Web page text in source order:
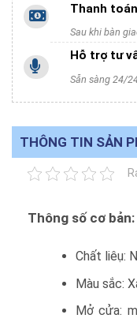
Thanh
Sau khi bàn
Hỗ trợ tư
Sẵn sàng 24/
THÔNG TIN SẢN
Thông số cơ bản:
Chất liêụ:
Màu sắc:
Mở cửa: